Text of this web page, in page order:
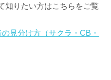
知りたい方はこちらをご覧
見分け方（サクラ・CB・